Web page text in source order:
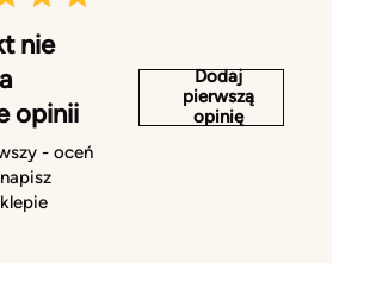
nie
opinii
- oceń
Dodaj
pierwszą
opinię